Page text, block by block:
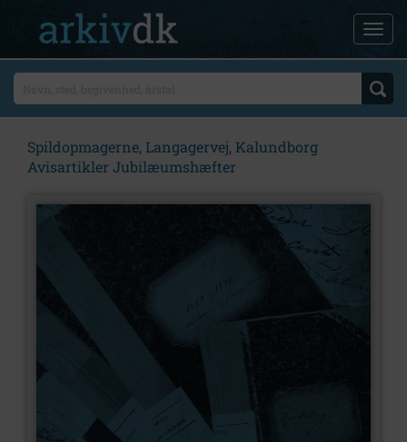
Spildopmagerne, Langagervej, Kalundborg
Avisartikler Jubilæumshæfter